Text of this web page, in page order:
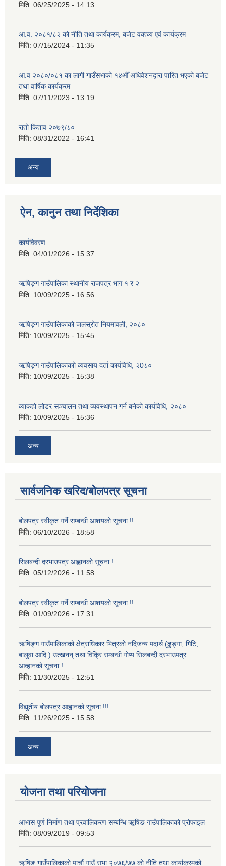
मिति: 06/25/2025 - 14:13
आ.व. २०८१/८२ को नीति तथा कार्यक्रम, बजेट वक्त्व्य एवं कार्यक्रम
मिति: 07/15/2024 - 11:35
आ.व २०८०/०८१ का लागी गाउँसभाको १४औँ अधिवेशनद्वारा पारित भएको बजेट
तथा वार्षिक कार्यक्रम
मिति: 07/11/2023 - 13:19
रातो किताव २०७९/८०
मिति: 08/31/2022 - 16:41
अन्य
ऐन, कानुन तथा निर्देशिका
कार्यविवरण
मिति: 04/01/2026 - 15:37
ऋषिङ्ग गाउँपालिका स्थानीय राजपत्र भाग १ र २
मिति: 10/09/2025 - 16:56
ऋषिङ्ग गाउँपालिकाको जलस्रोत नियमावली, २०८०
मिति: 10/09/2025 - 15:45
ऋषिङ्ग गाउँपालिकाकाो व्यवसाय दर्ता कार्यविधि, २0८०
मिति: 10/09/2025 - 15:38
व्याकहो लोडर सञ्चालन तथा व्यवस्थापन गर्न बनेको कार्यविधि, २०८०
मिति: 10/09/2025 - 15:36
अन्य
सार्वजनिक खरिद/बोलपत्र सूचना
बोलपत्र स्वीकृत गर्ने सम्बन्धी आशयको सूचना !!
मिति: 06/10/2026 - 18:58
सिलबन्दी दरभाउपत्र आह्वानको सूचना !
मिति: 05/12/2026 - 11:58
बोलपत्र स्वीकृत गर्ने सम्बन्धी आशयको सूचना !!
मिति: 01/09/2026 - 17:31
ऋषिङ्ग गाउँपालिकाको क्षेत्राधिकार भित्रको नदिजन्य पदार्थ (ढुङ्गा, गिटि,
बालुवा आदि ) उत्खनन् तथा विक्रि सम्बन्धी गोप्य सिलबन्दी दरभाउपत्र
आव्हानको सूचना !
मिति: 11/30/2025 - 12:51
विद्युतीय बोलपत्र आह्वानको सूचना !!!
मिति: 11/26/2025 - 15:58
अन्य
योजना तथा परियोजना
आभास पूर्ण निर्माण तथा प्रवालिकरण सम्बन्धि ॠषिङ गाउँपालिकाको प्रोफाइल
मिति: 08/09/2019 - 09:53
ॠषिङ गाउँपालिकाको पाचौं गाउँ सभा २०७६/७७ को नीति तथा कार्याक्रमको